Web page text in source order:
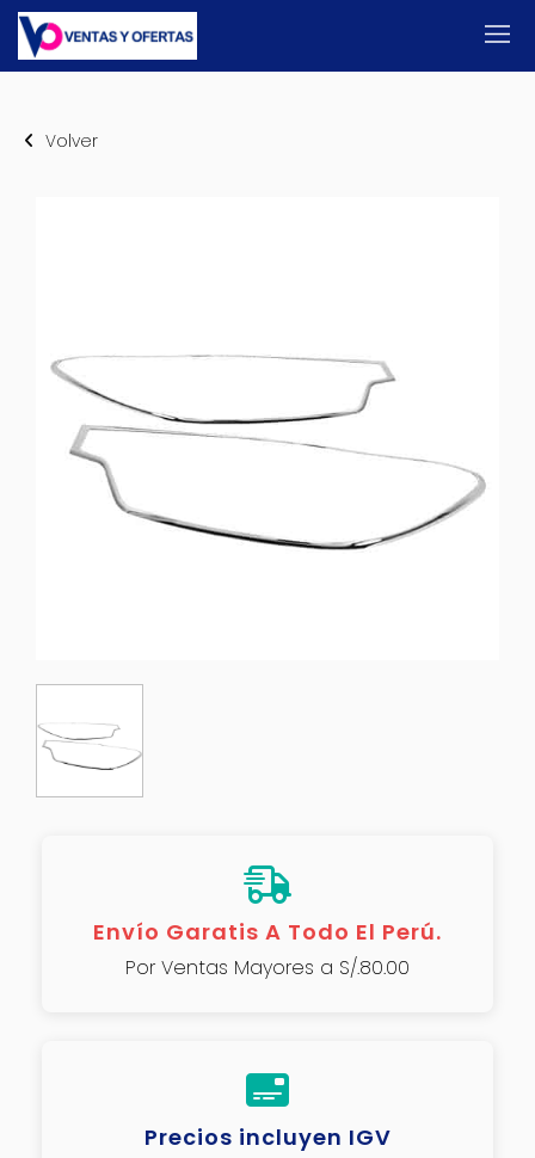
Volver
Envío Garatis A Todo El Perú.
Por Ventas Mayores a S/.80.00
Precios incluyen IGV